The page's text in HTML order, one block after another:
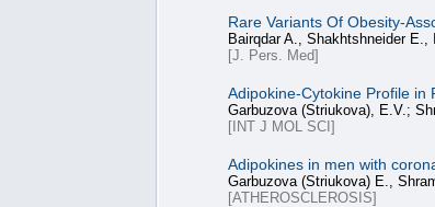
Rare Variants Of Obesity-
Bairqdar A., Shakhtshneider
[J. Pers. Med]
Adipokine-Cytokine Profile in
Garbuzova (Striukova), E.V.;
[INT J MOL SCI]
Adipokines in men with
Garbuzova (Striukova) E.,
[ATHEROSCLEROSIS]